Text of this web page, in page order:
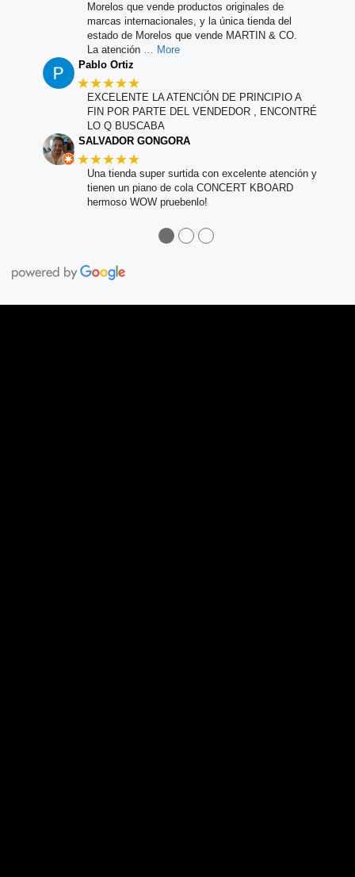
Morelos que vende productos originales de
marcas internacionales, y la única tienda del
estado de Morelos que vende MARTIN & CO.
La atención
… More
Pablo Ortiz
★★★★★
EXCELENTE LA ATENCIÓN DE PRINCIPIO A
FIN POR PARTE DEL VENDEDOR , ENCONTRÉ
LO Q BUSCABA
SALVADOR GONGORA
★★★★★
Una tienda super surtida con excelente atención y
tienen un piano de cola CONCERT KBOARD
hermoso WOW pruebenlo!
●●●